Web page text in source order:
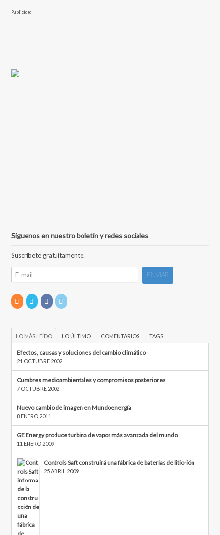
Publicidad
Síguenos en nuestro boletín y redes sociales
Suscríbete gratuitamente.
LO MÁS LEÍDO LO ÚLTIMO COMENTARIOS TAGS
Efectos, causas y soluciones del cambio climático
21 OCTUBRE 2002
Cumbres medioambientales y compromisos posteriores
7 OCTUBRE 2002
Nuevo cambio de imagen en Mundoenergía
8 ENERO 2011
GE Energy produce turbina de vapor más avanzada del mundo
11 ENERO 2009
Controls Saft construirá una fábrica de baterías de litio-ión
25 ABRIL 2009